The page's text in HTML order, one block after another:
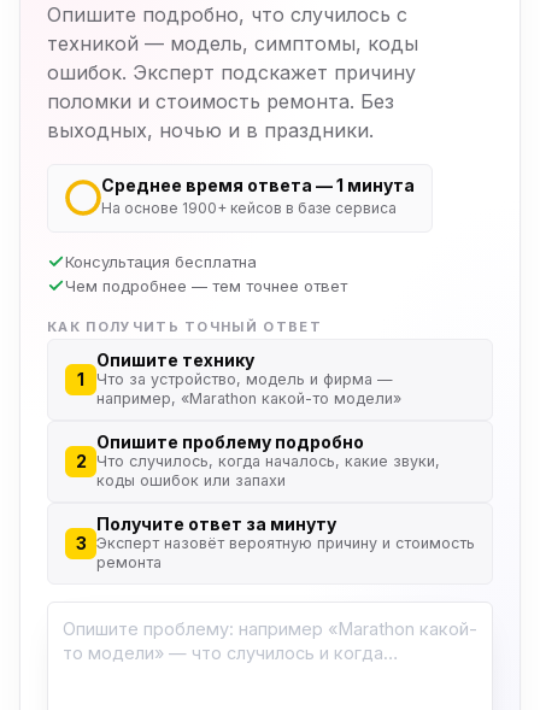
Опишите подробно, что случилось с
техникой — модель, симптомы, коды
ошибок. Эксперт подскажет причину
поломки и стоимость ремонта. Без
выходных, ночью и в праздники.
Среднее время ответа — 1 минута
На основе 1900+ кейсов в базе сервиса
Консультация бесплатна
Чем подробнее — тем точнее ответ
КАК ПОЛУЧИТЬ ТОЧНЫЙ ОТВЕТ
1
Опишите технику
Что за устройство, модель и фирма —
например, «Marathon какой-то модели»
2
Опишите проблему подробно
Что случилось, когда началось, какие звуки,
коды ошибок или запахи
3
Получите ответ за минуту
Эксперт назовёт вероятную причину и стоимость
ремонта